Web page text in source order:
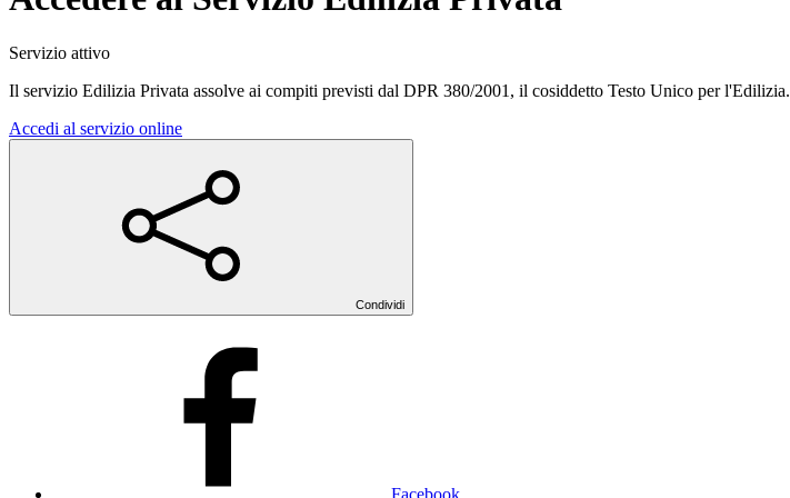
Servizio attivo
Il servizio Edilizia Privata assolve ai compiti previsti dal DPR 380/2001, il cosiddetto Testo Unico per l'Edilizia.
Accedi al servizio online
Condividi
Facebook